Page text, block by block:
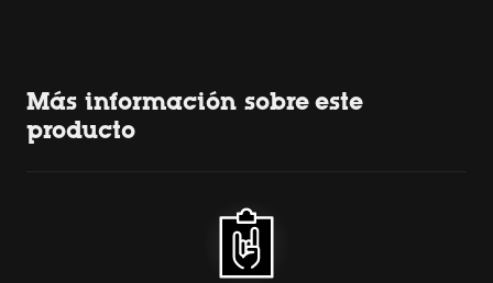
Más información sobre este
producto